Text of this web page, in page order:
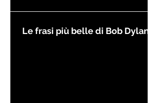
Le frasi più belle di Bob Dylan